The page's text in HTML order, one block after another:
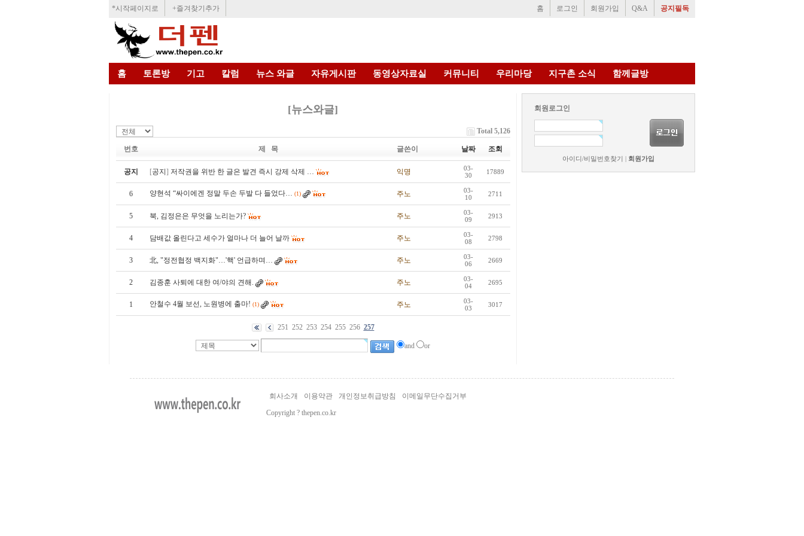
*시작페이지로 +즐겨찾기추가 홈 로그인 회원가입 Q&A 공지필독
홈 토론방 기고 칼럼 뉴스 와글 자유게시판 동영상자료실 커뮤니티 우리마당 지구촌 소식 함께글방
[뉴스와글]
Total 5,126
번호 제 목 글쓴이 날짜 조회
공지 [공지] 저작권을 위반 한 글은 발견 즉시 강제 삭제 … 익명
03-
30
17889
6 양현석 “싸이에겐 정말 두손 두발 다 들었다… (1) 주노
03-
10
2711
5 북, 김정은은 무엇을 노리는가? 주노
03-
09
2913
4 담배값 올린다고 세수가 얼마나 더 늘어 날까 주노
03-
08
2798
3 北, "정전협정 백지화"…'핵' 언급하며… 주노
03-
06
2669
2 김종훈 사퇴에 대한 여/야의 견해. 주노
03-
04
2695
1 안철수 4월 보선, 노원병에 출마! (1) 주노
03-
03
3017
251 252 253 254 255 256 257
and or
회원로그인
아이디/비밀번호찾기 회원가입
회사소개 이용약관 개인정보취급방침
이메일무단수집거부
Copyright ? thepen.co.kr